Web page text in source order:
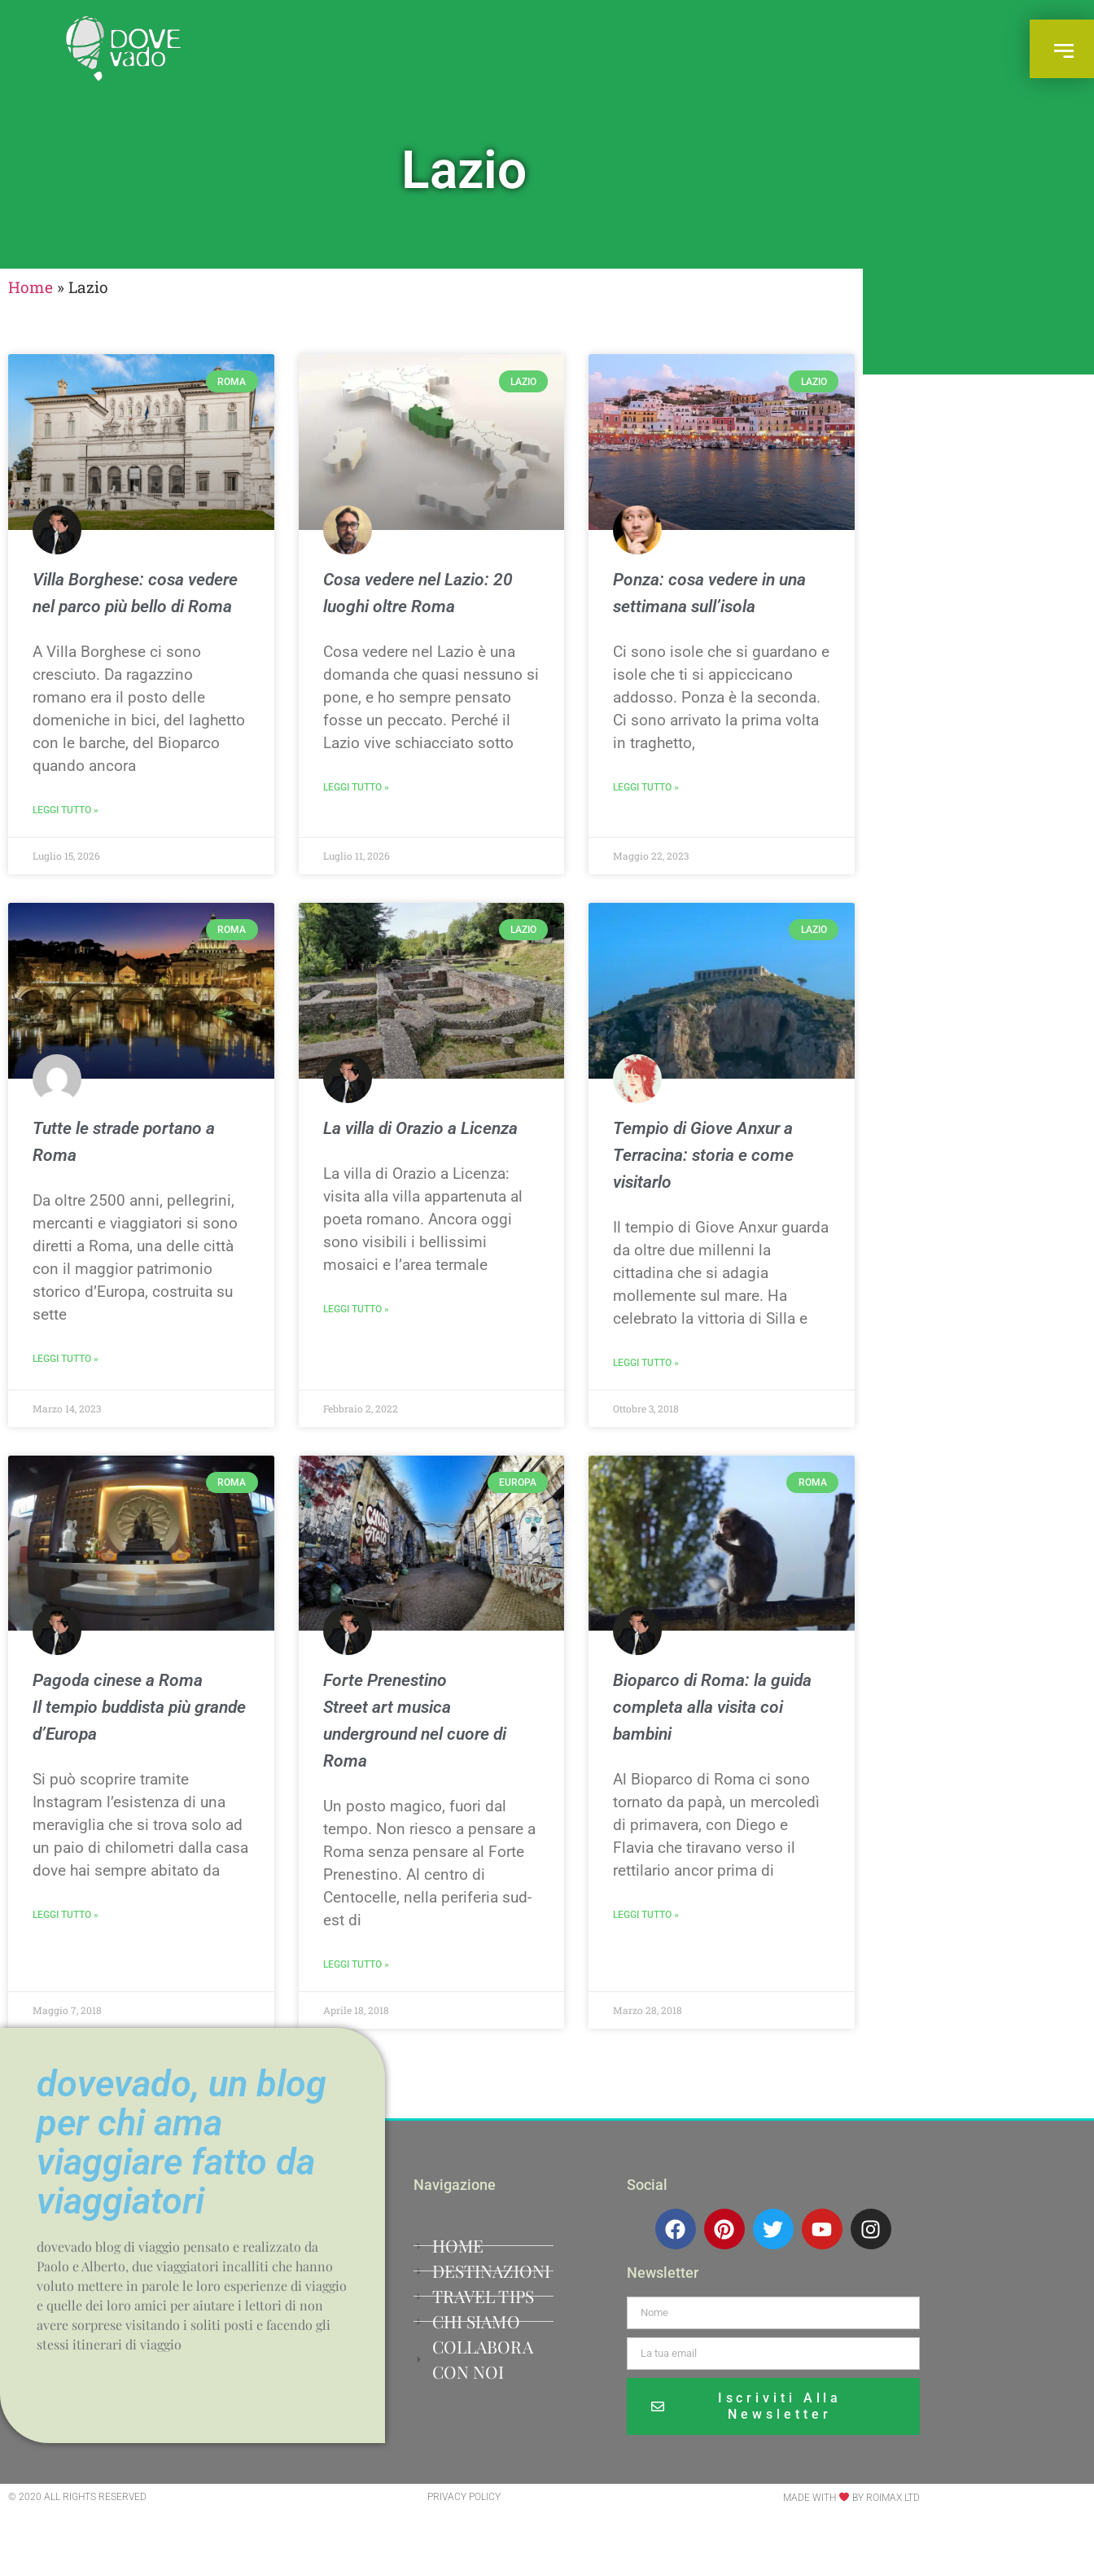
Lazio
Home » Lazio
ROMA
Villa Borghese: cosa vedere
nel parco più bello di Roma
A Villa Borghese ci sono
cresciuto. Da ragazzino
romano era il posto delle
domeniche in bici, del laghetto
con le barche, del Bioparco
quando ancora
LEGGI TUTTO »
Luglio 15, 2026
LAZIO
Cosa vedere nel Lazio: 20
luoghi oltre Roma
Cosa vedere nel Lazio è una
domanda che quasi nessuno si
pone, e ho sempre pensato
fosse un peccato. Perché il
Lazio vive schiacciato sotto
LEGGI TUTTO »
Luglio 11, 2026
LAZIO
Ponza: cosa vedere in una
settimana sull’isola
Ci sono isole che si guardano e
isole che ti si appiccicano
addosso. Ponza è la seconda.
Ci sono arrivato la prima volta
in traghetto,
LEGGI TUTTO »
Maggio 22, 2023
ROMA
Tutte le strade portano a
Roma
Da oltre 2500 anni, pellegrini,
mercanti e viaggiatori si sono
diretti a Roma, una delle città
con il maggior patrimonio
storico d’Europa, costruita su
sette
LEGGI TUTTO »
Marzo 14, 2023
LAZIO
La villa di Orazio a Licenza
La villa di Orazio a Licenza:
visita alla villa appartenuta al
poeta romano. Ancora oggi
sono visibili i bellissimi
mosaici e l’area termale
LEGGI TUTTO »
Febbraio 2, 2022
LAZIO
Tempio di Giove Anxur a
Terracina: storia e come
visitarlo
Il tempio di Giove Anxur guarda
da oltre due millenni la
cittadina che si adagia
mollemente sul mare. Ha
celebrato la vittoria di Silla e
LEGGI TUTTO »
Ottobre 3, 2018
ROMA
Pagoda cinese a Roma
Il tempio buddista più grande
d’Europa
Si può scoprire tramite
Instagram l’esistenza di una
meraviglia che si trova solo ad
un paio di chilometri dalla casa
dove hai sempre abitato da
LEGGI TUTTO »
Maggio 7, 2018
EUROPA
Forte Prenestino
Street art musica
underground nel cuore di
Roma
Un posto magico, fuori dal
tempo. Non riesco a pensare a
Roma senza pensare al Forte
Prenestino. Al centro di
Centocelle, nella periferia sud-
est di
LEGGI TUTTO »
Aprile 18, 2018
ROMA
Bioparco di Roma: la guida
completa alla visita coi
bambini
Al Bioparco di Roma ci sono
tornato da papà, un mercoledì
di primavera, con Diego e
Flavia che tiravano verso il
rettilario ancor prima di
LEGGI TUTTO »
Marzo 28, 2018
dovevado, un blog
per chi ama
viaggiare fatto da
viaggiatori
dovevado blog di viaggio pensato e realizzato da
Paolo e Alberto, due viaggiatori incalliti che hanno
voluto mettere in parole le loro esperienze di viaggio
e quelle dei loro amici per aiutare i lettori di non
avere sorprese visitando i soliti posti e facendo gli
stessi itinerari di viaggio
Navigazione
HOME
DESTINAZIONI
TRAVEL TIPS
CHI SIAMO
COLLABORA
CON NOI
Social
Newsletter
Iscriviti Alla
Newsletter
© 2020 ALL RIGHTS RESERVED PRIVACY POLICY MADE WITH BY ROIMAX LTD